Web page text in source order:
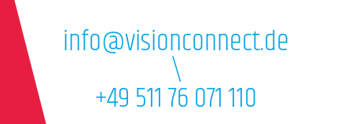
info@visionconnect.de
\
+49 511 76 071 110